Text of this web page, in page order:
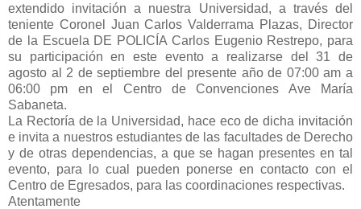
extendido invitación a nuestra Universidad, a través del
teniente Coronel Juan Carlos Valderrama Plazas, Director
de la Escuela DE POLICÍA Carlos Eugenio Restrepo, para
su participación en este evento a realizarse del 31 de
agosto al 2 de septiembre del presente año de 07:00 am a
06:00 pm en el Centro de Convenciones Ave María
Sabaneta.
La Rectoría de la Universidad, hace eco de dicha invitación
e invita a nuestros estudiantes de las facultades de Derecho
y de otras dependencias, a que se hagan presentes en tal
evento, para lo cual pueden ponerse en contacto con el
Centro de Egresados, para las coordinaciones respectivas.
Atentamente